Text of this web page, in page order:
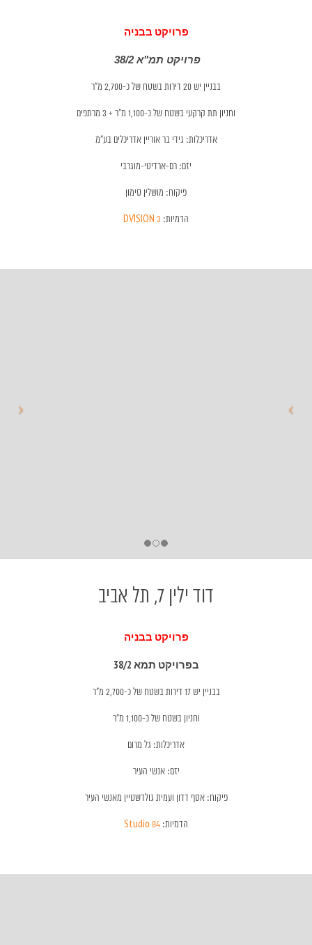
פרויקט בבניה
פרויקט תמ"א 38/2
בבניין יש 20 דירות בשטח של כ-2,700 מ"ר
וחניון תת קרקעי בשטח של כ-1,100 מ"ר + 3 מרתפים
אדריכלות: גידי בר אוריין אדריכלים בע"מ
יזם: רם-ארדיטי-מוגרבי
פיקוח: מושלין סימון
הדמיות: 3 DVISION
דוד ילין 7, תל אביב
פרויקט בבניה
בפרויקט תמא 38/2
בבניין יש 17 דירות בשטח של כ-2,700 מ"ר
וחניון בשטח של כ-1,100 מ"ר
אדריכלות: גל מרום
יזם: אנשי העיר
פיקוח: אסף דדון ועמית גולדשטיין מאנשי העיר
הדמיות: Studio 84